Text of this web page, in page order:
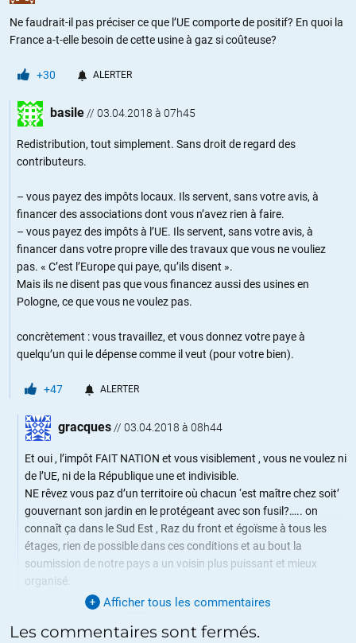
Ne faudrait-il pas préciser ce que l’UE comporte de positif? En quoi la
France a-t-elle besoin de cette usine à gaz si coûteuse?
+30 ALERTER
basile// 03.04.2018 à 07h45
Redistribution, tout simplement. Sans droit de regard des
contributeurs.
– vous payez des impôts locaux. Ils servent, sans votre avis, à
financer des associations dont vous n’avez rien à faire.
– vous payez des impôts à l’UE. Ils servent, sans votre avis, à
financer dans votre propre ville des travaux que vous ne vouliez
pas. « C’est l’Europe qui paye, qu’ils disent ».
Mais ils ne disent pas que vous financez aussi des usines en
Pologne, ce que vous ne voulez pas.
concrètement : vous travaillez, et vous donnez votre paye à
quelqu’un qui le dépense comme il veut (pour votre bien).
+47 ALERTER
gracques// 03.04.2018 à 08h44
Et oui , l’impôt FAIT NATION et vous visiblement , vous ne voulez ni
de l’UE, ni de la République une et indivisible.
NE rêvez vous paz d’un territoire où chacun ‘est maître chez soit’
gouvernant son jardin en le protégeant avec son fusil?….. on
connaît ça dans le Sud Est , Raz du front et égoïsme à tous les
étages, rien de possible dans ces conditions et au bout la
soumission de notre pays a un voisin plus puissant et mieux
organisé.
Afficher tous les commentaires
Les commentaires sont fermés.